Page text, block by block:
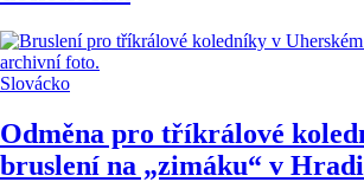
Slovácko
Odměna pro tříkrálové
bruslení na „zimáku“ v